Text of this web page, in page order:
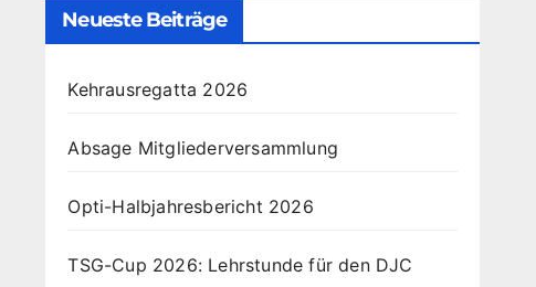
Neueste Beiträge
Kehrausregatta 2026
Absage Mitgliederversammlung
Opti-Halbjahresbericht 2026
TSG-Cup 2026: Lehrstunde für den DJC